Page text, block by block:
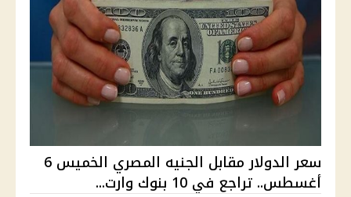
سعر الدولار مقابل الجنيه المصري الخميس 6
أغسطس.. تراجع في 10 بنوك وارت...